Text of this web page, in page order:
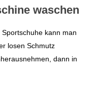
waschen
kann man
losen Schmutz
dann in